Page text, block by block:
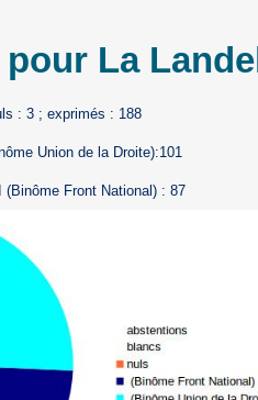
La
: 3 ; exprimés : 188
Union de la Droite):101
(Binôme Front National) : 87